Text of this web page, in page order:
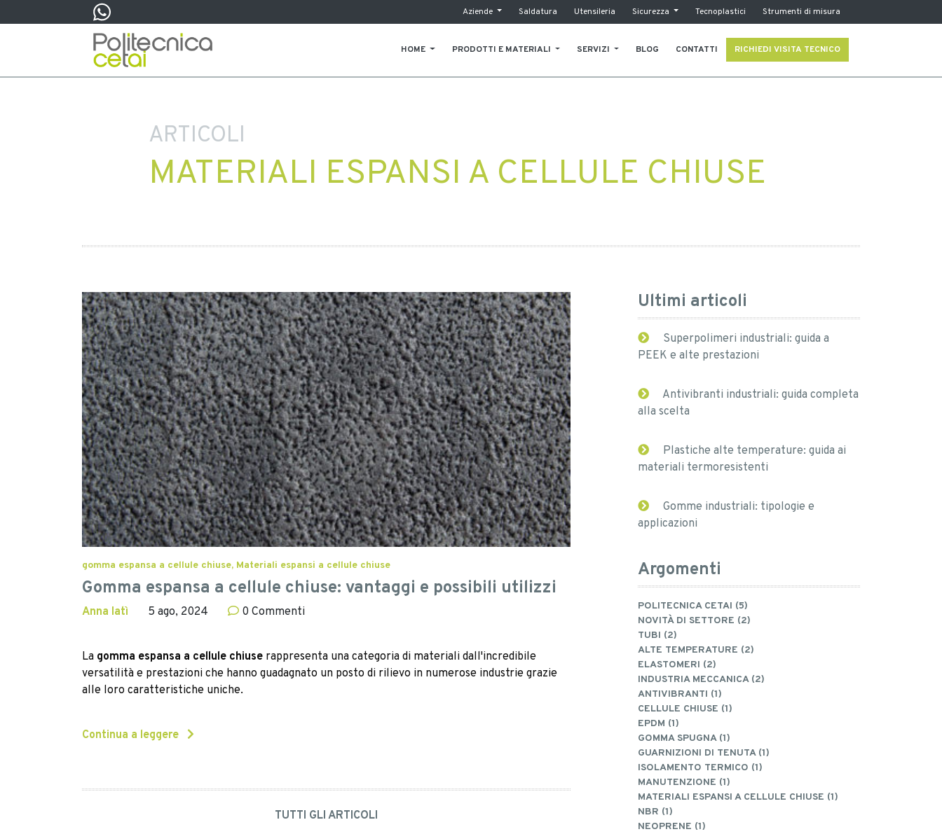
Aziende Saldatura Utensileria Sicurezza Tecnoplastici Strumenti di misura
HOME PRODOTTI E MATERIALI SERVIZI BLOG CONTATTI RICHIEDI VISITA TECNICO
ARTICOLI
MATERIALI ESPANSI A CELLULE CHIUSE
gomma espansa a cellule chiuse, Materiali espansi a cellule chiuse
Gomma espansa a cellule chiuse: vantaggi e possibili utilizzi
Anna Iatì 5 ago, 2024 0 Commenti
La gomma espansa a cellule chiuse rappresenta una categoria di materiali dall'incredibile
versatilità e prestazioni che hanno guadagnato un posto di rilievo in numerose industrie grazie
alle loro caratteristiche uniche.
Continua a leggere
TUTTI GLI ARTICOLI
Ultimi articoli
Superpolimeri industriali: guida a
PEEK e alte prestazioni
Antivibranti industriali: guida completa
alla scelta
Plastiche alte temperature: guida ai
materiali termoresistenti
Gomme industriali: tipologie e
applicazioni
Argomenti
POLITECNICA CETAI (5)
NOVITÀ DI SETTORE (2)
TUBI (2)
ALTE TEMPERATURE (2)
ELASTOMERI (2)
INDUSTRIA MECCANICA (2)
ANTIVIBRANTI (1)
CELLULE CHIUSE (1)
EPDM (1)
GOMMA SPUGNA (1)
GUARNIZIONI DI TENUTA (1)
ISOLAMENTO TERMICO (1)
MANUTENZIONE (1)
MATERIALI ESPANSI A CELLULE CHIUSE (1)
NBR (1)
NEOPRENE (1)